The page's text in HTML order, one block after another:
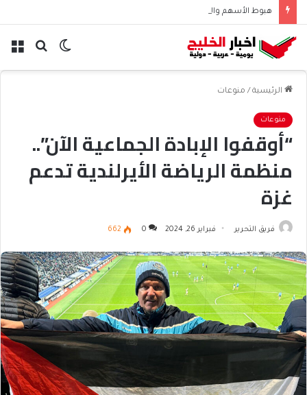
هبوط الأسهم والذهب وصعود النفط يعقّد مسار الفدرالي
بحث الوضع
الرئيسية / منوعات
منوعات
“أوقفوا الإبادة الجماعية الآن”..
منظمة الرياضة الأيرلندية تدعم
غزة
فريق التحرير فبراير 26, 2024 0
662